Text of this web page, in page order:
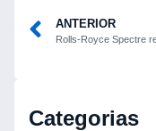
ANTERIOR
Categorias